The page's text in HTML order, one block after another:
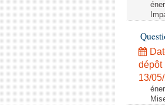
dépôt
13/